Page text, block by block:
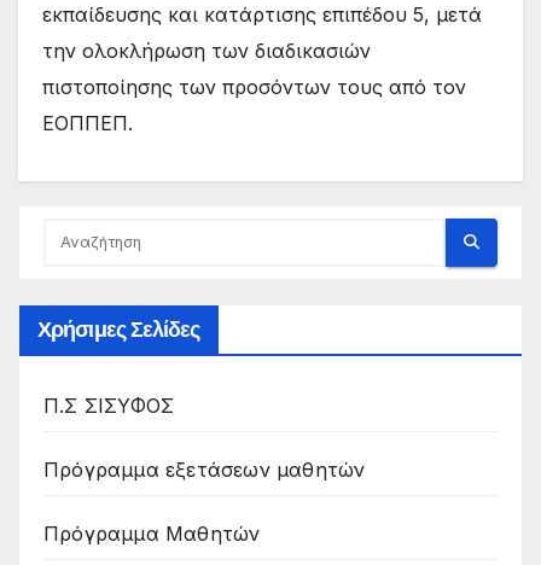
εκπαίδευσης και κατάρτισης επιπέδου 5, μετά
την ολοκλήρωση των διαδικασιών
πιστοποίησης των προσόντων τους από τον
ΕΟΠΠΕΠ.
Χρήσιμες Σελίδες
Π.Σ ΣΙΣΥΦΟΣ
Πρόγραμμα εξετάσεων μαθητών
Πρόγραμμα Μαθητών